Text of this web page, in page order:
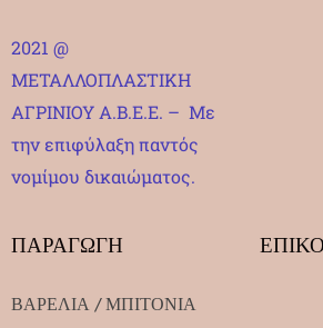
2021 @
ΜΕΤΑΛΛΟΠΛΑΣΤΙΚΗ
ΑΓΡΙΝΙΟΥ Α.Β.Ε.Ε. – Με
την επιφύλαξη παντός
νομίμου δικαιώματος.
ΠΑΡΑΓΩΓΗ
ΒΑΡΕΛΙΑ / ΜΠΙΤΟΝΙΑ